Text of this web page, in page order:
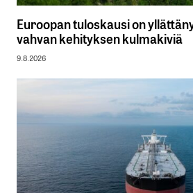
Euroopan tuloskausi on
vahvan kehityksen kulmakiviä
9.8.2026